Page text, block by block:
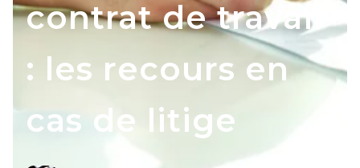
contrat de travail
: les recours en
cas de litige